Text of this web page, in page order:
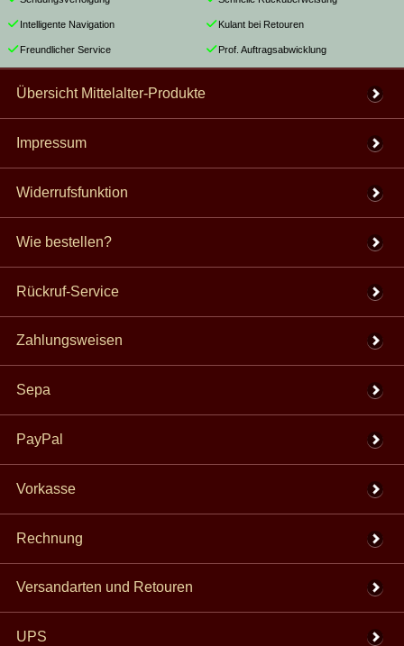
Intelligente Navigation
Freundlicher Service
Kulant bei Retouren
Prof. Auftragsabwicklung
Übersicht Mittelalter-Produkte
Impressum
Widerrufsfunktion
Wie bestellen?
Rückruf-Service
Zahlungsweisen
Sepa
PayPal
Vorkasse
Rechnung
Versandarten und Retouren
UPS